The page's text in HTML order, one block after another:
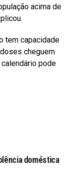
acima de
tem capacidade
cheguem
pode
doméstica